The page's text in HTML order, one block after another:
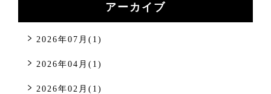
アーカイブ
2026年07月(1)
2026年04月(1)
2026年02月(1)